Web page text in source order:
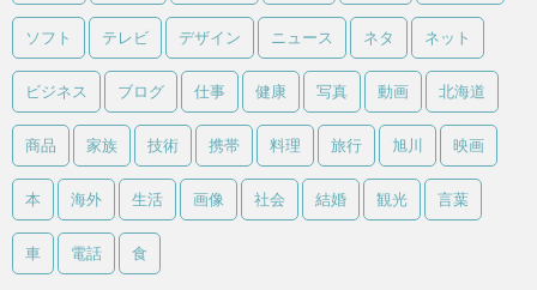
ソフト テレビ デザイン ニュース ネタ ネット
ビジネス ブログ 仕事 健康 写真 動画 北海道
商品 家族 技術 携帯 料理 旅行 旭川 映画
本 海外 生活 画像 社会 結婚 観光 言葉
車 電話 食